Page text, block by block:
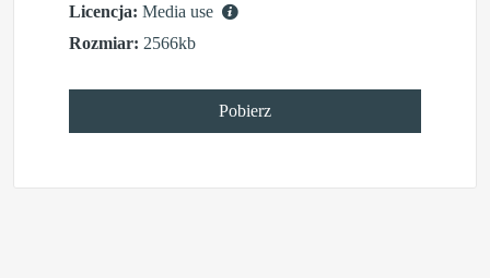
Licencja: Media use
Rozmiar: 2566kb
Pobierz